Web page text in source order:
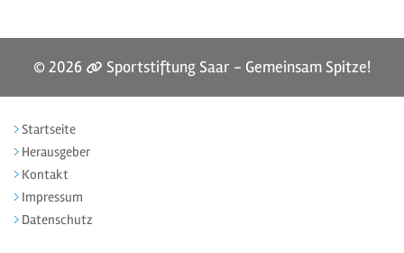
© 2026 Sportstiftung Saar - Gemeinsam Spitze!
Startseite
Herausgeber
Kontakt
Impressum
Datenschutz